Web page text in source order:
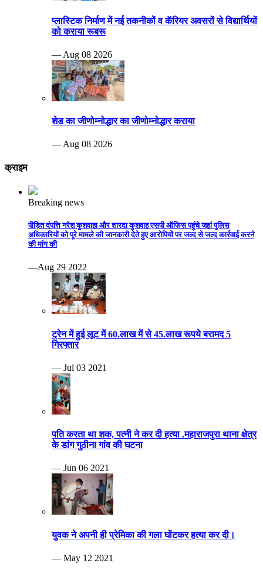
प्लास्टिक निर्माण में नई तकनीकों व कॅरियर अवसरों से विद्यार्थियों
को कराया रूबरू
— Aug 08 2026
शेड का जीणोम्नोद्धार का जीणोम्नोद्धार कराया
— Aug 08 2026
क्राइम
Breaking news
पीड़ित दंपत्ति नरेश कुशवाहा और शारदा कुशवाह एसपी ऑफिस पहुंचे जहां पुलिस
अधिकारियों को पूरे मामले की जानकारी देते हुए आरोपियों पर जल्द से जल्द कार्रवाई करने
की मांग की
—Aug 29 2022
ट्रेन में हुई लूट में 60.लाख में से 45.लाख रूपये बरामद 5
गिरफ्तार
— Jul 03 2021
पति करता था शक, पत्नी ने कर दी हत्या .महाराजपुरा थाना क्षेत्र
के डांग गुठीना गांव की घटना
— Jun 06 2021
युवक ने अपनी ही प्रेमिका की गला घोंटकर हत्या कर दी।
— May 12 2021